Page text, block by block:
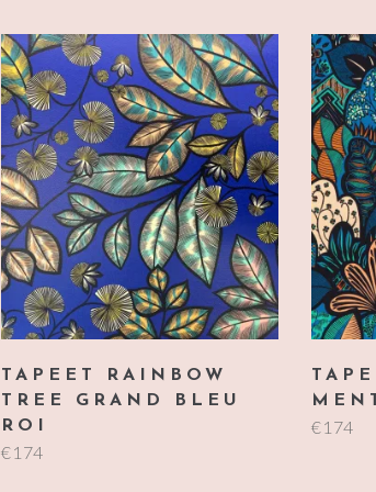
TAPEET RAINBOW
TREE GRAND BLEU
ROI
€174
€174